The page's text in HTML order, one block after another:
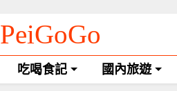
PeiGoGo
吃喝食記 國內旅遊